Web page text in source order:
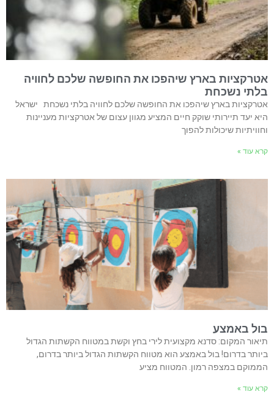
אטרקציות בארץ שיהפכו את החופשה שלכם לחוויה
בלתי נשכחת
אטרקציות בארץ שיהפכו את החופשה שלכם לחוויה בלתי נשכחת ישראל
היא יעד תיירותי שוקק חיים המציע מגוון עצום של אטרקציות מעניינות
וחוויתיות שיכולות להפוך
קרא עוד »
בול באמצע
תיאור המקום: סדנא מקצועית לירי בחץ וקשת במטווח הקשתות הגדול
ביותר בדרום! בול באמצע הוא מטווח הקשתות הגדול ביותר בדרום,
הממוקם במצפה רמון. המטווח מציע
קרא עוד »